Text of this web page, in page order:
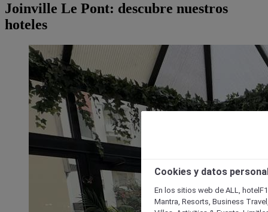
Joinville Le Pont: descubre nuestros
hoteles
Cookies y datos
En los sitios web de ALL,
Mantra, Resorts, Business